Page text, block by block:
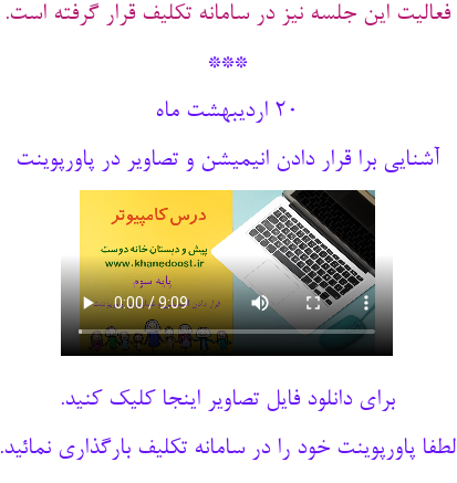
فعالیت این جلسه نیز در سامانه تکلیف قرار گرفته است.
***
20 اردیبهشت ماه
آشنایی برا قرار دادن انیمیشن و تصاویر در پاورپوینت
برای دانلود فایل تصاویر اینجا کلیک کنید.
لطفا پاورپوینت خود را در سامانه تکلیف بارگذاری نمائید.